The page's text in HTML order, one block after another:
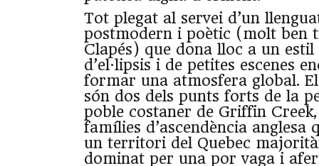
Tot plegat al servei d’un
postmodern i poètic (molt ben
Clapés) que dona lloc a un
d’el·lipsis i de petites escenes
formar una atmosfera global.
són dos dels punts forts de la
poble costaner de Griffin
famílies d’ascendència anglesa
un territori del Quebec
dominat per una por vaga i